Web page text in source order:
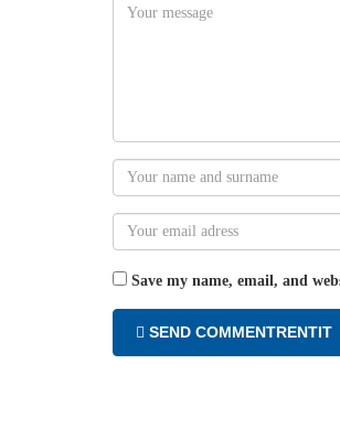
Save my name, email, and
SEND COMMENTRENTIT